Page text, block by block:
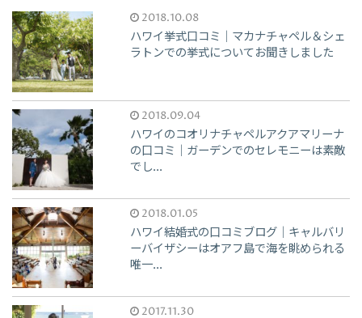
2018.10.08
ハワイ挙式口コミ｜マカナチャペル＆シェ
ラトンでの挙式についてお聞きしました
2018.09.04
ハワイのコオリナチャペルアクアマリーナ
の口コミ｜ガーデンでのセレモニーは素敵
でし...
2018.01.05
ハワイ結婚式の口コミブログ｜キャルバリ
ーバイザシーはオアフ島で海を眺められる
唯一...
2017.11.30